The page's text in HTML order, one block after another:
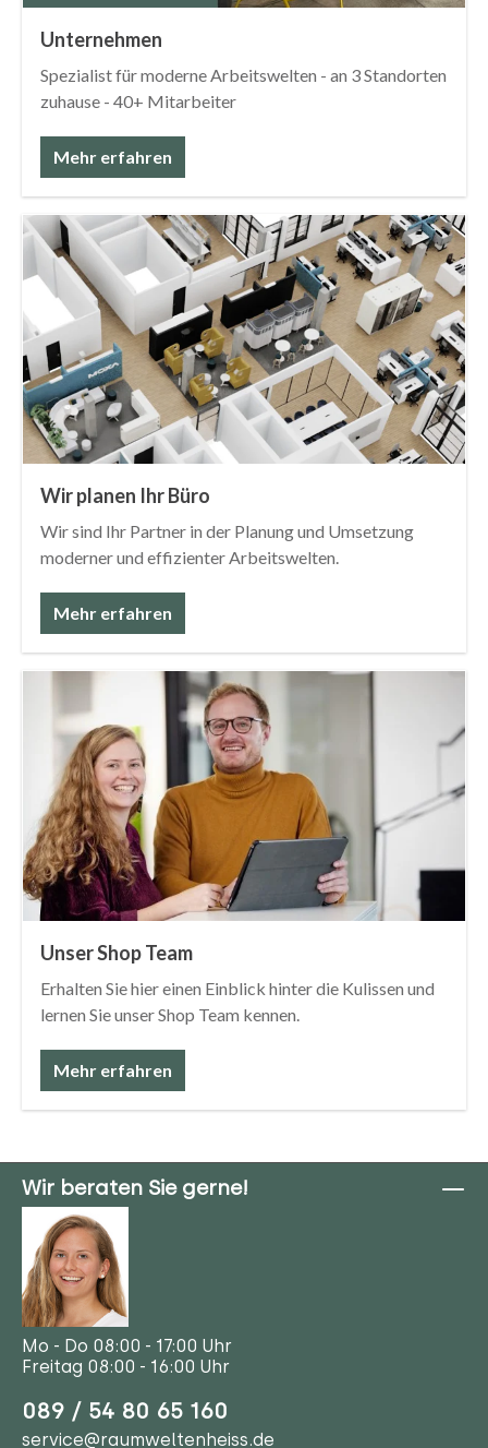
Unternehmen
Spezialist für moderne Arbeitswelten - an 3 Standorten
zuhause - 40+ Mitarbeiter
Mehr erfahren
Wir planen Ihr Büro
Wir sind Ihr Partner in der Planung und Umsetzung
moderner und effizienter Arbeitswelten.
Mehr erfahren
Unser Shop Team
Erhalten Sie hier einen Einblick hinter die Kulissen und
lernen Sie unser Shop Team kennen.
Mehr erfahren
Wir beraten Sie gerne!
Mo - Do 08:00 - 17:00 Uhr
Freitag 08:00 - 16:00 Uhr
089 / 54 80 65 160
service@raumweltenheiss.de